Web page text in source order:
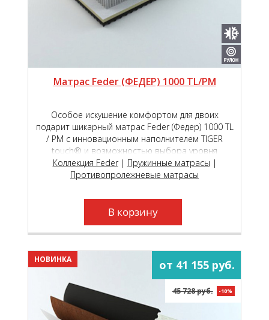
Матрас Feder (ФЕДЕР) 1000 TL/PM
Особое искушение комфортом для двоих
подарит шикарный матрас Feder (Федер) 1000 ТL
/ РМ с инновационным наполнителем TIGER
touch® и возможностью выбора уровня
мягкости сторон на пружинном блоке премиум
класса Roll Feder Micropocket S 2000.
Коллекция Feder| Пружинные матрасы |
Противопролежневые матрасы
В корзину
НОВИНКА от 41 155 руб.
45 728 руб. -10%